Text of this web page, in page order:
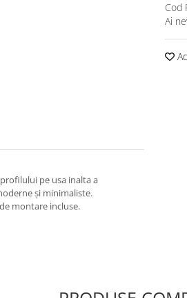
Cod
Ai
pe usa inalta a
și minimaliste.
montare incluse.